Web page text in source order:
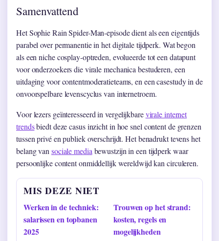
Samenvattend
Het Sophie Rain Spider-Man-episode dient als een eigentijds
parabel over permanentie in het digitale tijdperk. Wat begon
als een niche cosplay-optreden, evolueerde tot een datapunt
voor onderzoekers die virale mechanica bestuderen, een
uitdaging voor contentmoderatieteams, en een casestudy in de
onvoorspelbare levenscyclus van internetroem.
Voor lezers geïnteresseerd in vergelijkbarevirale internet
trendsbiedt deze casus inzicht in hoe snel content de grenzen
tussen privé en publiek overschrijdt. Het benadrukt tevens het
belang van sociale media bewustzijn in een tijdperk waar
persoonlijke content onmiddellijk wereldwijd kan circuleren.
MIS DEZE NIET
Werken in de techniek:
salarissen en topbanen
2025
Trouwen op het strand:
kosten, regels en
mogelijkheden